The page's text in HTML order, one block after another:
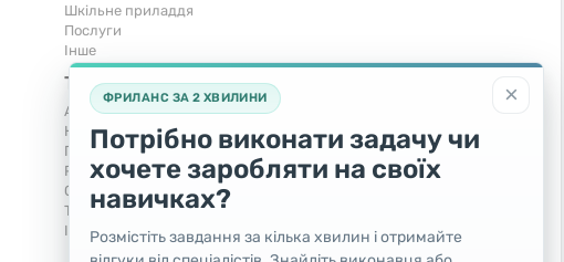
Шкільне приладдя
Послуги
Iнше
Тварини та рослини
Акваріумістика
Кішки
Послуги
Рослини та дерева
Собаки
Товари для тварин
Інші тварини
Запчастини та аксесуари
Комерційний транспорт
Легкові автомобілі
Послуги
Яхти, човни, байдарки
×
ФРИЛАНС ЗА 2 ХВИЛИНИ
Потрібно виконати задачу чи
хочете заробляти на своїх
навичках?
Розмістіть завдання за кілька хвилин і отримайте